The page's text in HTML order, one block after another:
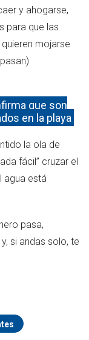
y ahogarse,
para que las
mojarse
que son
en la playa
la ola de
fácil” cruzar el
agua está
pasa,
si andas solo, te